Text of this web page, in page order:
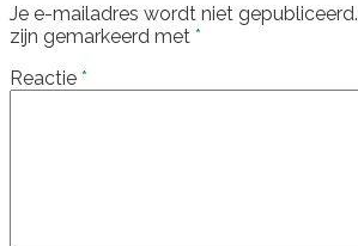
Je e-mailadres wordt niet gepubliceerd.
zijn gemarkeerd met *
Reactie *